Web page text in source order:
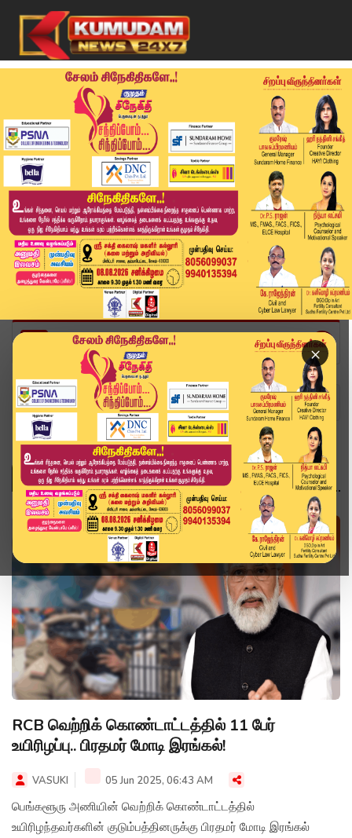
×
Home Topics
இந்தியா
RCB வெற்றிக் கொண்டாட்டத்தில் 11 பேர்
உயிரிழப்பு.. பிரதமர் மோடி இரங்கல்!
VASUKI 05 Jun 2025, 06:43 AM
பெங்களூரு அணியின் வெற்றிக் கொண்டாட்டத்தில்
உயிரிழந்தவர்களின் குடும்பத்தினருக்கு பிரதமர் மோடி இரங்கல்